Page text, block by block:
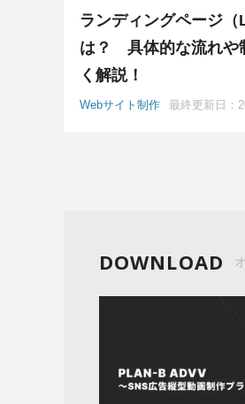
ランディングページ
は？ 具体的な流れや
く解説！
Webサイト制作 最終更新日：
DOWNLOAD